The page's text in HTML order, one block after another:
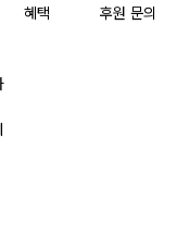
혜택
후원 문의